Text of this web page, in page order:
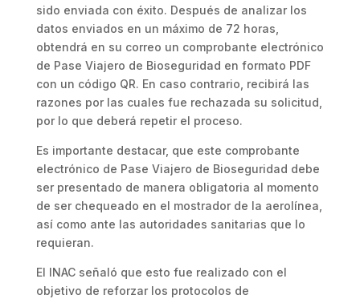
sido enviada con éxito. Después de analizar los
datos enviados en un máximo de 72 horas,
obtendrá en su correo un comprobante electrónico
de Pase Viajero de Bioseguridad en formato PDF
con un código QR. En caso contrario, recibirá las
razones por las cuales fue rechazada su solicitud,
por lo que deberá repetir el proceso.
Es importante destacar, que este comprobante
electrónico de Pase Viajero de Bioseguridad debe
ser presentado de manera obligatoria al momento
de ser chequeado en el mostrador de la aerolínea,
así como ante las autoridades sanitarias que lo
requieran.
El INAC señaló que esto fue realizado con el
objetivo de reforzar los protocolos de